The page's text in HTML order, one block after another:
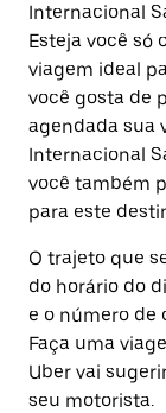
Internacional
Esteja você só
viagem ideal
você gosta de
agendada sua
Internacional
você também
para este
O trajeto que
do horário do
e o número de
Faça uma
Uber vai
seu motorista.